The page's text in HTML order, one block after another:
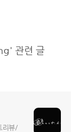
관련 글
리뷰/